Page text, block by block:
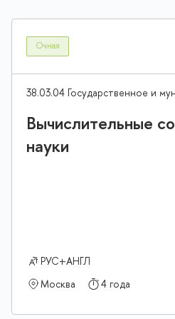
Очная
38.03.04 Государственное и
Вычислительные
науки
РУС+АНГЛ
Москва
4 года